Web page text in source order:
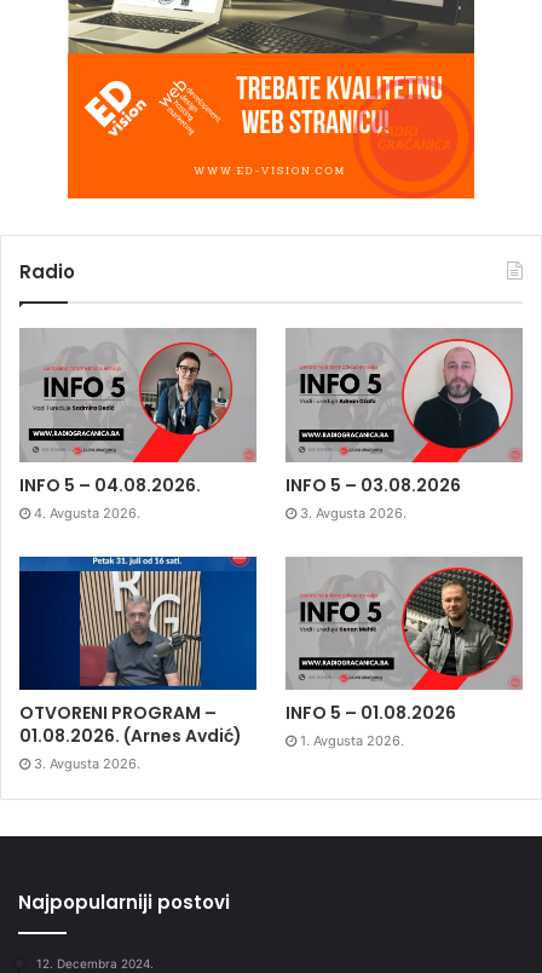
Radio
INFO 5 – 04.08.2026.
4. Avgusta 2026.
INFO 5 – 03.08.2026
3. Avgusta 2026.
OTVORENI PROGRAM –
01.08.2026. (Arnes Avdić)
3. Avgusta 2026.
INFO 5 – 01.08.2026
1. Avgusta 2026.
Najpopularniji postovi
12. Decembra 2024.